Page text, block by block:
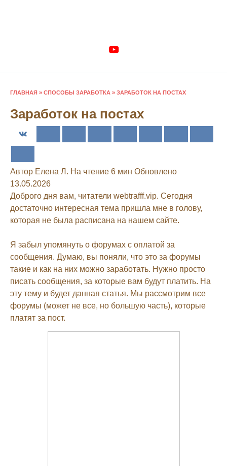
ГЛАВНАЯ » СПОСОБЫ ЗАРАБОТКА » ЗАРАБОТОК НА ПОСТАХ
Заработок на постах
Автор Елена Л. На чтение 6 мин Обновлено
13.05.2026
Доброго дня вам, читатели webtrafff.vip. Сегодня
достаточно интересная тема пришла мне в голову,
которая не была расписана на нашем сайте.
Я забыл упомянуть о форумах с оплатой за
сообщения. Думаю, вы поняли, что это за форумы
такие и как на них можно заработать. Нужно просто
писать сообщения, за которые вам будут платить. На
эту тему и будет данная статья. Мы рассмотрим все
форумы (может не все, но большую часть), которые
платят за пост.